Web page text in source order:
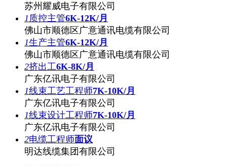
苏州耀威电子有限公司
1 质控主管6K-12K/月
佛山市顺德区广意通讯电缆有限公司
1生产主管6K-12K/月
佛山市顺德区广意通讯电缆有限公司
2挤出工6K-8K/月
广东亿讯电子有限公司
1线束工艺工程师7K-10K/月
广东亿讯电子有限公司
1线束设计工程师7K-10K/月
广东亿讯电子有限公司
2电缆工程师面议
明达线缆集团有限公司